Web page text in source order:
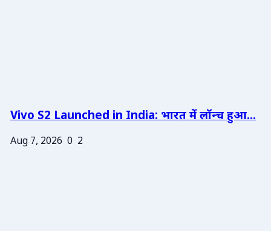
Vivo S2 Launched in India: भारत में लॉन्च हुआ...
Aug 7, 2026 0 2